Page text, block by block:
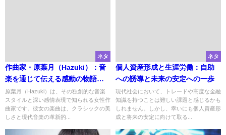
ネタ
作曲家・原葉月（Hazuki）：音
楽を通じて伝える感動の物語
タイトル： Skyline Drift
原葉月（Hazuki）は、その独創的な音楽
スタイルと深い感情表現で知られる女性作
曲家です。彼女の楽曲は、クラシックの美
しさと現代音楽の革新的...
ネタ
個人資産形成と生涯労働：自助
への誘導と未来の安定への一歩
現代社会において、トレードや高度な金融
知識を持つことは難しい課題と感じるかも
しれません。しかし、幸いにも個人資産形
成と将来の安定に向けて取る...